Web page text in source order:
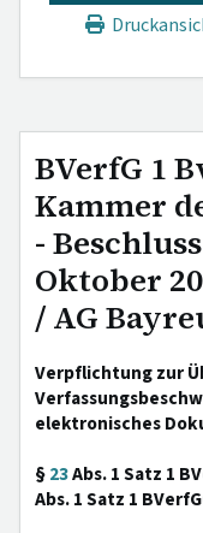
BVerfG 1
Kammer
-
Oktober
/ AG
Verpflichtung zur
elektronisches
§23Abs. 1 Satz 1
Abs. 1 Satz 1